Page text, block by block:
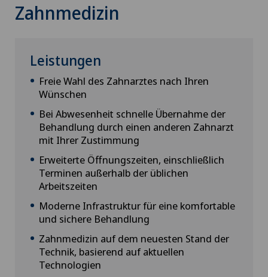
Zahnmedizin
Leistungen
Freie Wahl des Zahnarztes nach Ihren
Wünschen
Bei Abwesenheit schnelle Übernahme der
Behandlung durch einen anderen Zahnarzt
mit Ihrer Zustimmung
Erweiterte Öffnungszeiten, einschließlich
Terminen außerhalb der üblichen
Arbeitszeiten
Moderne Infrastruktur für eine komfortable
und sichere Behandlung
Zahnmedizin auf dem neuesten Stand der
Technik, basierend auf aktuellen
Technologien